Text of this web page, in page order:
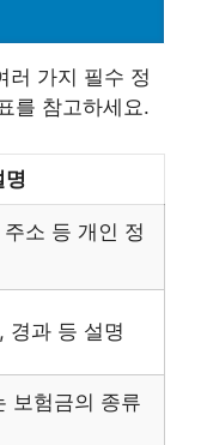
러 가지 필수 정
를 참고하세요.
명
소 등 개인 정
경과 등 설명
보험금의 종류